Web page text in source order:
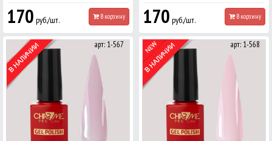
170 руб./шт. В корзину 170 руб./шт. В корзину
арт: 1-567 арт: 1-568